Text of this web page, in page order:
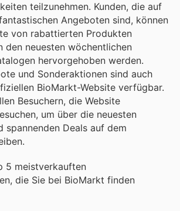
teilzunehmen. Kunden, die auf
Angeboten sind, können
von rabattierten Produkten
den neuesten wöchentlichen
hervorgehoben werden.
und Sonderaktionen sind auch
BioMarkt-Website verfügbar.
Besuchern, die Website
um über die neuesten
spannenden Deals auf dem
5 meistverkauften
die Sie bei BioMarkt finden